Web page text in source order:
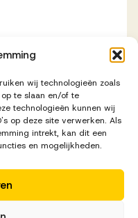
wij technologieën zoals
te slaan en/of te
technologieën kunnen wij
op deze site verwerken. Als
intrekt, kan dit een
en mogelijkheden.